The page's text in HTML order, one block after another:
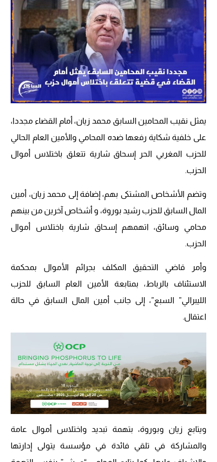
يمثل نقيب المحامين السابق محمد زيان، أمام القضاء مجددا،
على خلفية شكاية رفعها ضده المحامي والأمين العام الحالي
للحزب المغربي الحر إسحاق شارية تتعلق باختلاس أموال
الحزب.
وتضم الأشخاص المشتكى بهم، إضافة إلى محمد زيان، أمين
المال السابق للحزب رشيد بوروة، و أشخاص آخرين من بينهم
محامي وسائق، اتهمهم إسحاق شارية باختلاس أموال
الحزب.
وأمر قاضي التحقيق المكلف بجرائم الأموال بمحكمة
الاستئناف بالرباط، بمتابعة الأمين العام السابق للحزب
الليبرالي” السبع”، إلى جانب أمين المال السابق في حالة
اعتقال.
ويتابع زيان وبوروة، بتهمة تبديد واختلاس أموال عامة
والمشاركة في تلقي فائدة في مؤسسة يتولى إدارتها